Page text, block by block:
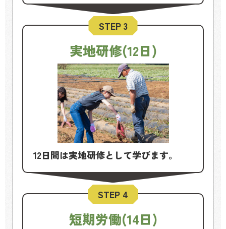
STEP 3
実地研修(12日)
12日間は実地研修として学びます。
STEP 4
短期労働(14日)